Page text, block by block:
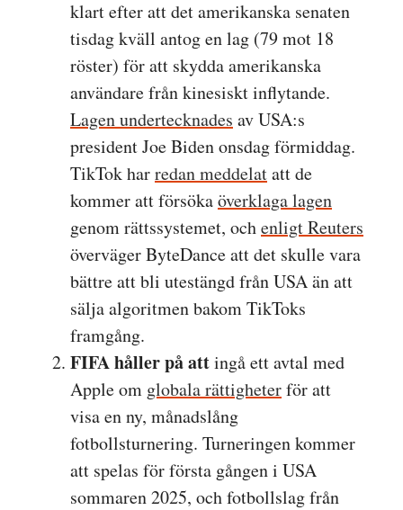
klart efter att det amerikanska senaten
tisdag kväll antog en lag (79 mot 18
röster) för att skydda amerikanska
användare från kinesiskt inflytande.
Lagen undertecknades av USA:s
president Joe Biden onsdag förmiddag.
TikTok harredan meddelatatt de
kommer att försökaöverklaga lagen
genom rättssystemet, ochenligt Reuters
överväger ByteDance att det skulle vara
bättre att bli utestängd från USA än att
sälja algoritmen bakom TikToks
framgång.
FIFA håller på attingå ett avtal med
Apple om globala rättigheterför att
visa en ny, månadslång
fotbollsturnering. Turneringen kommer
att spelas för första gången i USA
sommaren 2025, och fotbollslag från